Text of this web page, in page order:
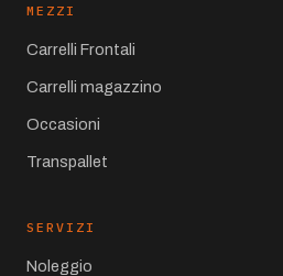
MEZZI
Carrelli Frontali
Carrelli magazzino
Occasioni
Transpallet
SERVIZI
Noleggio